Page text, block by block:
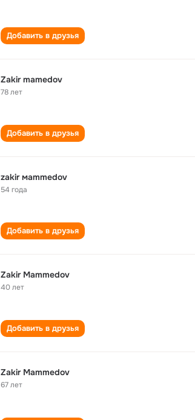
Добавить в друзья
Zakir mamedov
78 лет
Добавить в друзья
zakir мammedov
54 года
Добавить в друзья
Zakir Mammedov
40 лет
Добавить в друзья
Zakir Mammedov
67 лет